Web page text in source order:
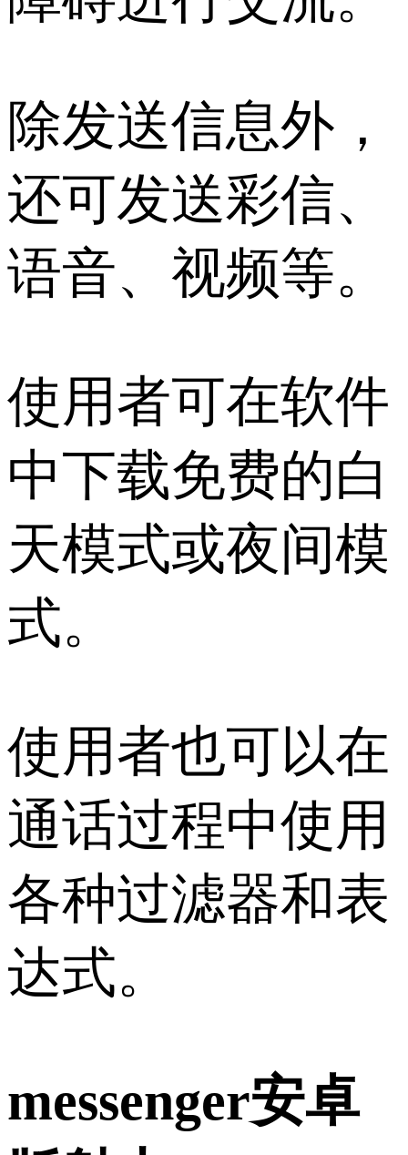
除发送信息外，
还可发送彩信、
语音、视频等。
使用者可在软件
中下载免费的白
天模式或夜间模
式。
使用者也可以在
通话过程中使用
各种过滤器和表
达式。
messenger安卓